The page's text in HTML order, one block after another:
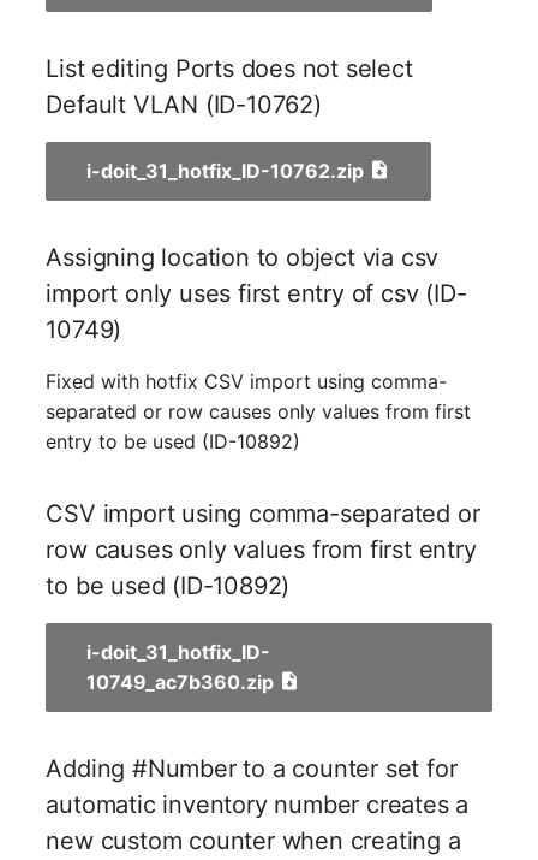
Servicezuweisung
SIM
Softwarezuweisung
Speicher
Stammdaten (Person)
Stromverbraucher
Switch
List editing Ports does not select
Default VLAN (ID-10762)
i-doit_31_hotfix_ID-10762.zip
Assigning location to object via csv
import only uses first entry of csv (ID-
10749)
Fixed with hotfix CSV import using comma-
separated or row causes only values from first
entry to be used (ID-10892)
CSV import using comma-separated or
row causes only values from first entry
to be used (ID-10892)
i-doit_31_hotfix_ID-
10749_ac7b360.zip
Adding #Number to a counter set for
automatic inventory number creates a
new custom counter when creating a